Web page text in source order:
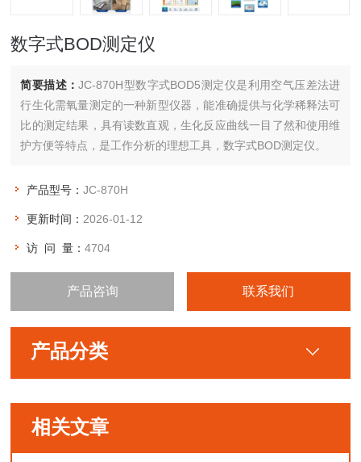
数字式BOD测定仪
简要描述：JC-870H型数字式BOD5测定仪是利用空气压差法进
行生化需氧量测定的一种新型仪器，能准确提供与化学稀释法可
比的测定结果，具有读数直观，生化反应曲线一目了然和使用维
护方便等特点，是工作分析的理想工具，数字式BOD测定仪。
产品型号：JC-870H
更新时间： 2026-01-12
访 问 量：4704
产品咨询 联系我们
产品分类
相关文章